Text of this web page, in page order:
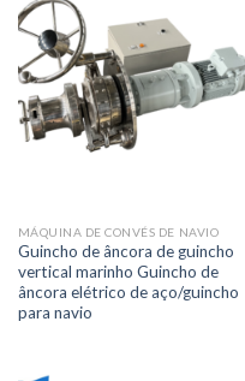
MÁQUINA DE CONVÉS DE NAVIO
Guincho de âncora de guincho
vertical marinho Guincho de
âncora elétrico de aço/guincho
para navio